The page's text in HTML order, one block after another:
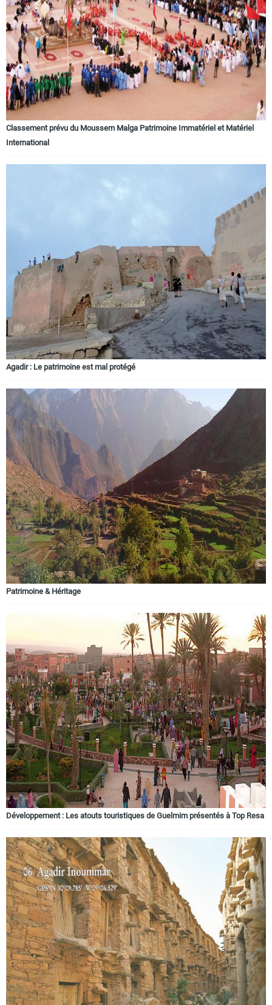
Classement prévu du Moussem Malga Patrimoine Immatériel et Matériel
International
Agadir : Le patrimoine est mal protégé
Patrimoine & Héritage
Développement : Les atouts touristiques de Guelmim présentés à Top Resa